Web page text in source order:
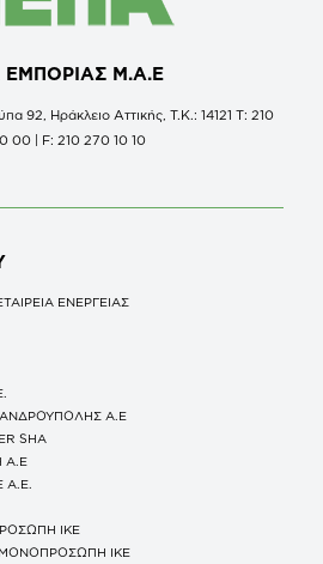
ΕΜΠΟΡΙΑΣ Μ.Α.Ε
92, Ηράκλειο Αττικής, Τ.Κ.: 14121 Τ: 210
00 | F: 210 270 10 10
ΕΝΕΡΓΕΙΑΣ
A.E
SHA
A.E
A.E.
ΙΚΕ
ΜΟΝΟΠΡΟΣΩΠΗ ΙΚΕ